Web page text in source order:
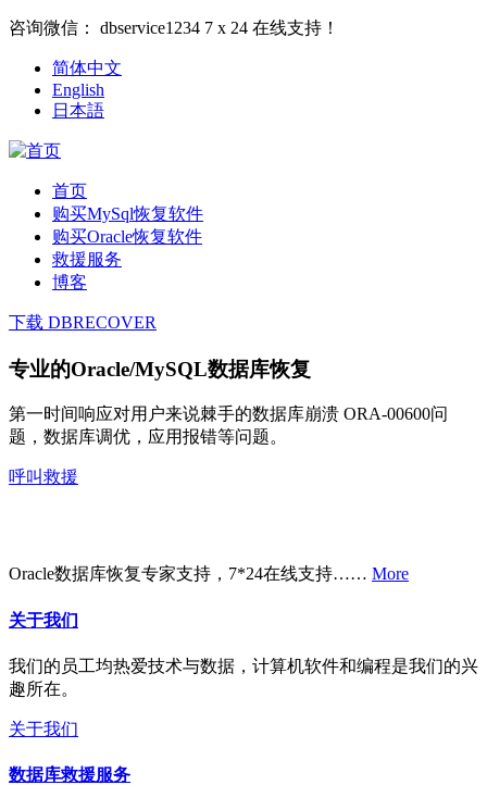
咨询微信： dbservice1234 7 x 24 在线支持！
简体中文
English
日本語
首页
购买MySql恢复软件
购买Oracle恢复软件
救援服务
博客
下载 DBRECOVER
专业的Oracle/MySQL数据库恢复
第一时间响应对用户来说棘手的数据库崩溃 ORA-00600问
题，数据库调优，应用报错等问题。
呼叫救援
Oracle数据库恢复专家支持，7*24在线支持…… More
关于我们
我们的员工均热爱技术与数据，计算机软件和编程是我们的兴
趣所在。
关于我们
数据库救援服务